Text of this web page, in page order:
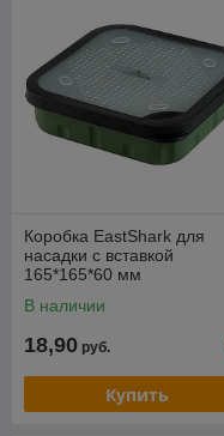
Коробка EastShark для
насадки с вставкой
165*165*60 мм
В наличии
18,90 руб.
Купить